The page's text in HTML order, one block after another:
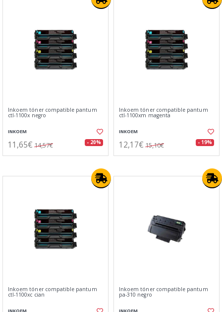
Inkoem tóner compatible pantum
ctl-1100x negro
INKOEM
11,65€ 14,57€ - 20%
Inkoem tóner compatible pantum
ctl-1100xm magenta
INKOEM
12,17€ 15,10€ - 19%
Inkoem tóner compatible pantum
ctl-1100xc cian
Inkoem tóner compatible pantum
pa-310 negro